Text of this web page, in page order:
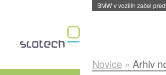
BMW v vozilih začel
Novice » Arhiv